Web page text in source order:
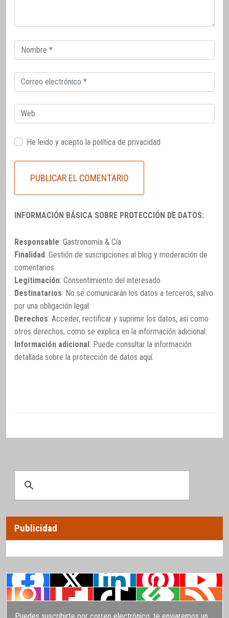
Correo
electrónico
Correo
electrónico
Web
He leido y acepto la política de privacidad
INFORMACIÓN BÁSICA SOBRE PROTECCIÓN DE DATOS:
Responsable: Gastronomía & Cía
Finalidad: Gestión de suscripciones al blog y moderación de
comentarios
Legitimación: Consentimiento del interesado
Destinatarios: No se comunicarán los datos a terceros, salvo
por una obligación legal.
Derechos: Acceder, rectificar y suprimir los datos, así como
otros derechos, como se explica en la información adicional.
Información adicional: Puede consultar la información
detallada sobre la protección de datos aquí.
Publicidad